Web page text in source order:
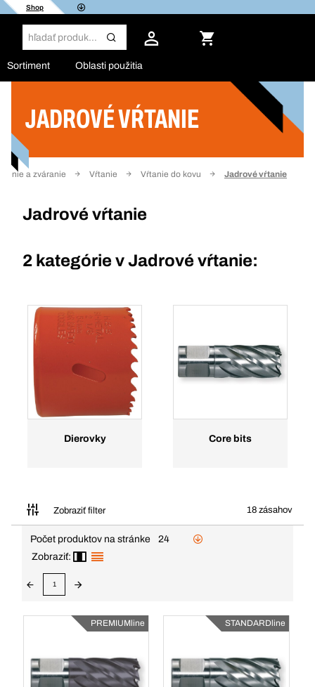
Shop
Sortiment Oblasti použitia
JADROVÉ VŔTANIE
a zváranie Vŕtanie Vŕtanie do kovu Jadrové vŕtanie
Jadrové vŕtanie
2 kategórie vJadrové vŕtanie:
Dierovky Core bits
Zobraziť filter 18 zásahov
Filter
Počet produktov na stránke
24
Zobraziť:
1
PREMIUMline STANDARDline